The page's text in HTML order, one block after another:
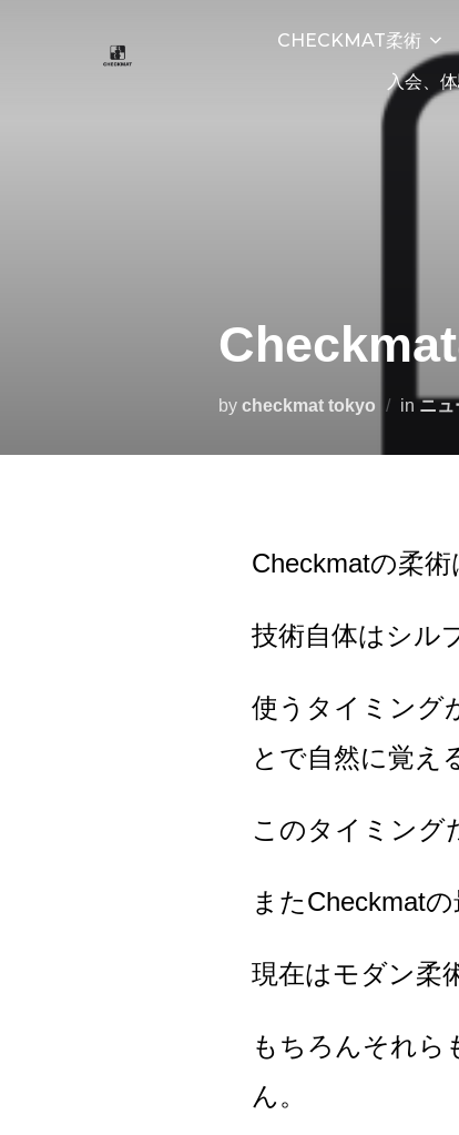
CHECKMAT柔術
入会、
by checkmat tokyo inニュ
Checkmatの柔
技術自体はシル
使うタイミング
とで自然に覚え
このタイミング
またCheckmat
現在はモダン柔
もちろんそれら
ん。